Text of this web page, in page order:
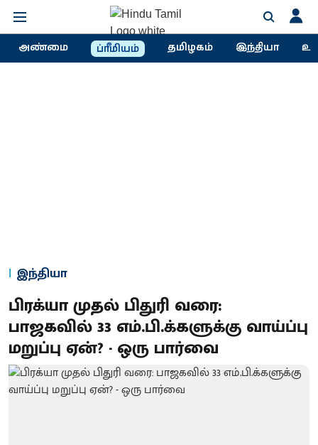
அண்மை ப்ரீமியம் தமிழகம் இந்தியா
இந்தியா
பிரக்யா முதல் பிதுரி வரை:
பாஜகவில் 33 எம்.பி.க்களுக்கு வாய்ப்பு
மறுப்பு ஏன்? - ஒரு பார்வை